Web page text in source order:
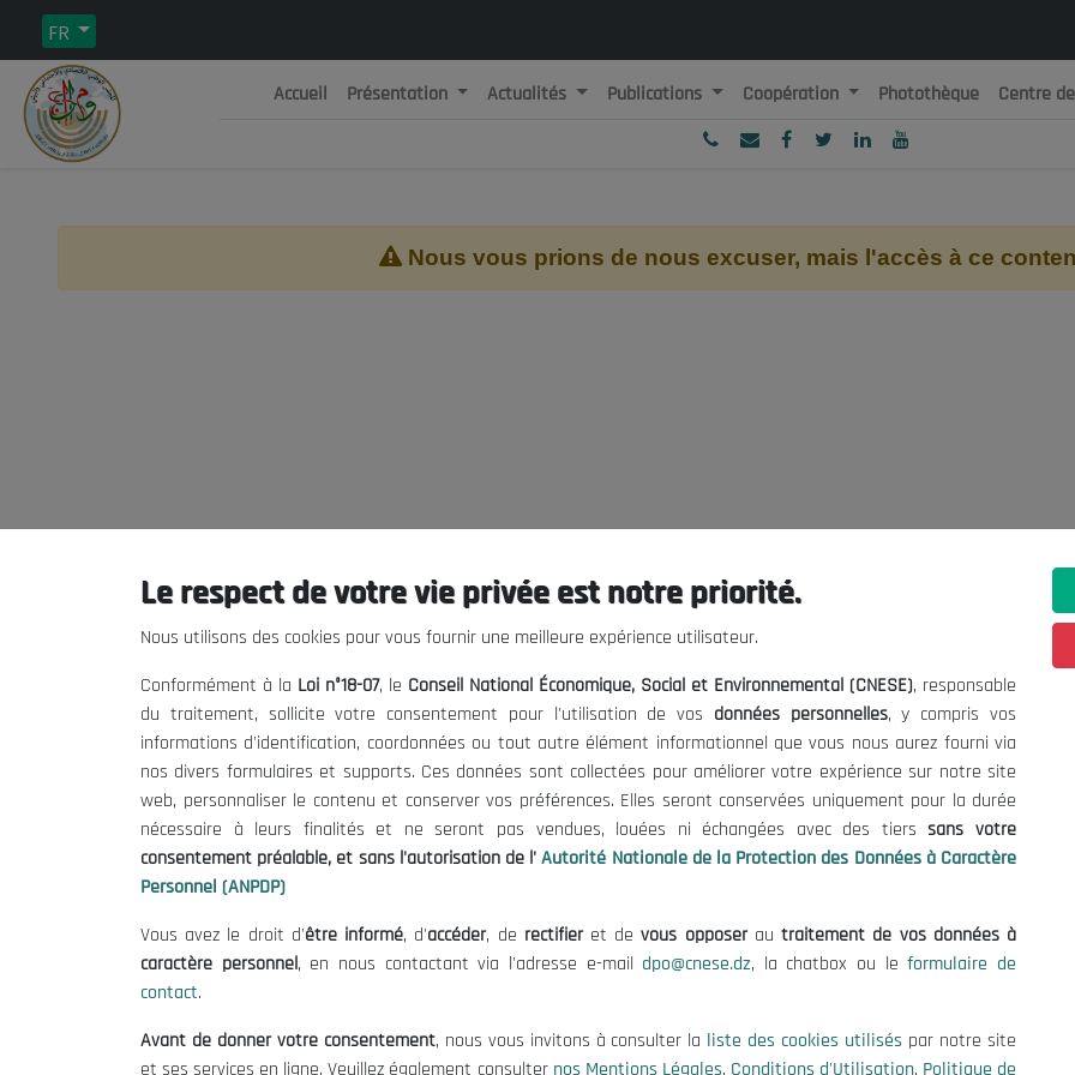
FR
République Algérienne Démocratique et Populaire
Accueil Présentation Actualités Publications Coopération Photothèque Centre
Nous vous prions de nous excuser, mais l'accès à ce
Le CNESE
Le président
Organisation
Publications
Informations utiles
Mentions Légales
Conditions d'Utilisation
Politique de Protection des Données
Politique des Cookies
contact@cnese.dz
Suggestions ou Initiatives ?
Newsletter
Inscrivez-vous, soyez le premier à
nos dernières nouvelles.
Suivez-Nous!
© 2026 Conseil National Économique, Social et Environnemental
Le respect de votre vie privée est notre priorité.
Nous utilisons des cookies pour vous fournir une meilleure expérience utilisateur.
Conformément à la Loi n°18-07, le Conseil National Économique, Social et Environnemental (CNESE), responsable
du traitement, sollicite votre consentement pour l'utilisation de vos données personnelles, y compris vos
informations d'identification, coordonnées ou tout autre élément informationnel que vous nous aurez fourni via
nos divers formulaires et supports. Ces données sont collectées pour améliorer votre expérience sur notre site
web, personnaliser le contenu et conserver vos préférences. Elles seront conservées uniquement pour la durée
nécessaire à leurs finalités et ne seront pas vendues, louées ni échangées avec des tierssans votre
consentement préalable, et sans l'autorisation de l' Autorité Nationale de la Protection des Données à Caractère
Personnel (ANPDP)
Vous avez le droit d'être informé, d'accéder, de rectifieret devous opposerautraitement de vos données à
caractère personnel, en nous contactant via l'adresse e-mail dpo@cnese.dz, la chatbox ou leformulaire de
contact.
Avant de donner votre consentement, nous vous invitons à consulter la liste des cookies utilisés par notre site
et ses services en ligne. Veuillez également consulter nos Mentions Légales, Conditions d'Utilisation, Politique de